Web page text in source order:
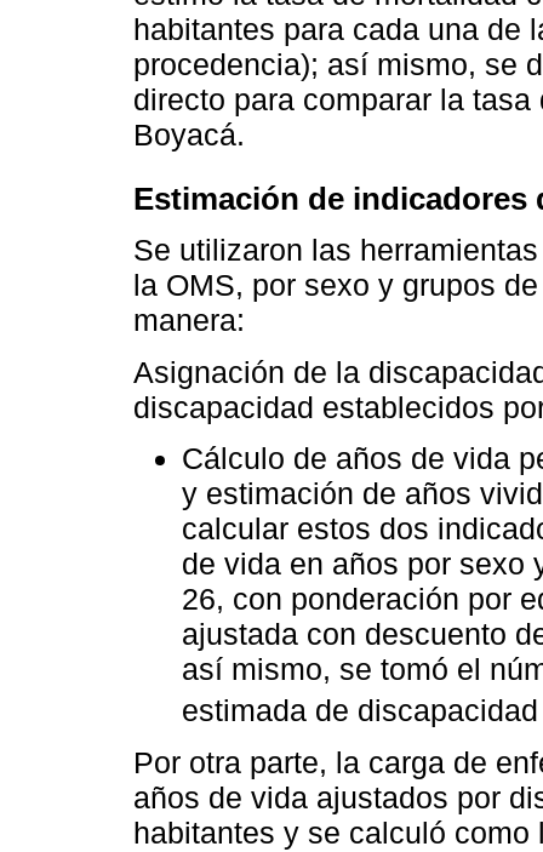
habitantes para cada una de
procedencia); así mismo, se
directo para comparar la
Boyacá.
Estimación de indicadores
Se utilizaron las
la OMS, por sexo y grupos
manera:
Asignación de la
discapacidad establecidos
Cálculo de años de vida
y estimación de años
calcular estos dos
de vida en años por sexo
26, con ponderación por
ajustada con descuento
así mismo, se tomó el
estimada de
Por otra parte, la carga de
años de vida ajustados por
habitantes y se calculó como